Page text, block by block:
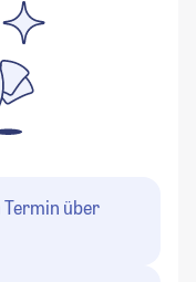
Termin über